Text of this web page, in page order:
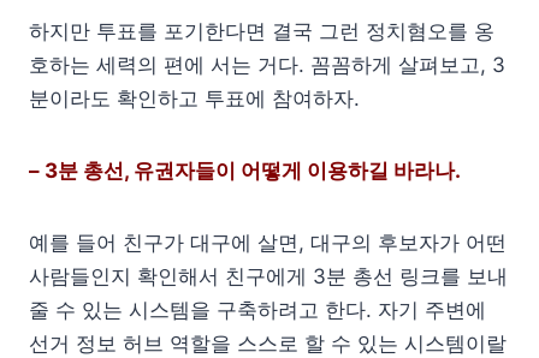
하지만 투표를 포기한다면 결국 그런 정치혐오를 옹
호하는 세력의 편에 서는 거다. 꼼꼼하게 살펴보고, 3
분이라도 확인하고 투표에 참여하자.
– 3분 총선, 유권자들이 어떻게 이용하길 바라나.
예를 들어 친구가 대구에 살면, 대구의 후보자가 어떤
사람들인지 확인해서 친구에게 3분 총선 링크를 보내
줄 수 있는 시스템을 구축하려고 한다. 자기 주변에
선거 정보 허브 역할을 스스로 할 수 있는 시스템이랄